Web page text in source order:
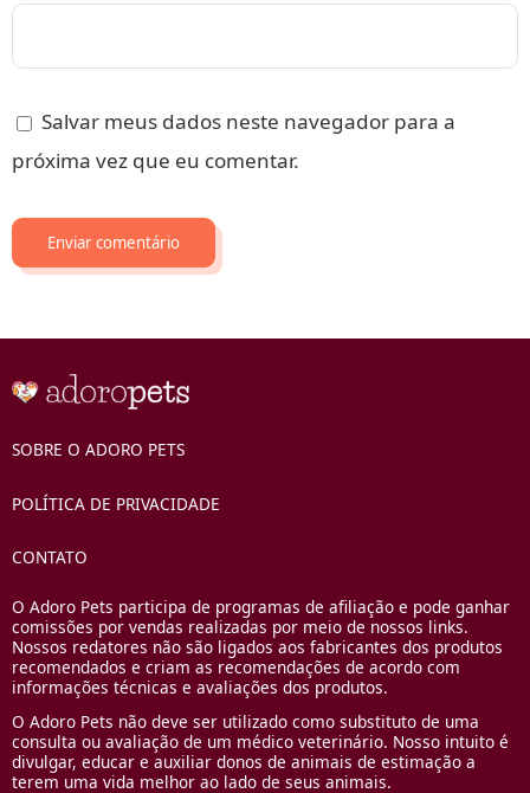
Salvar meus dados neste navegador para a
próxima vez que eu comentar.
SOBRE O ADORO PETS
POLÍTICA DE PRIVACIDADE
CONTATO
O Adoro Pets participa de programas de afiliação e pode ganhar
comissões por vendas realizadas por meio de nossos links.
Nossos redatores não são ligados aos fabricantes dos produtos
recomendados e criam as recomendações de acordo com
informações técnicas e avaliações dos produtos.
O Adoro Pets não deve ser utilizado como substituto de uma
consulta ou avaliação de um médico veterinário. Nosso intuito é
divulgar, educar e auxiliar donos de animais de estimação a
terem uma vida melhor ao lado de seus animais.